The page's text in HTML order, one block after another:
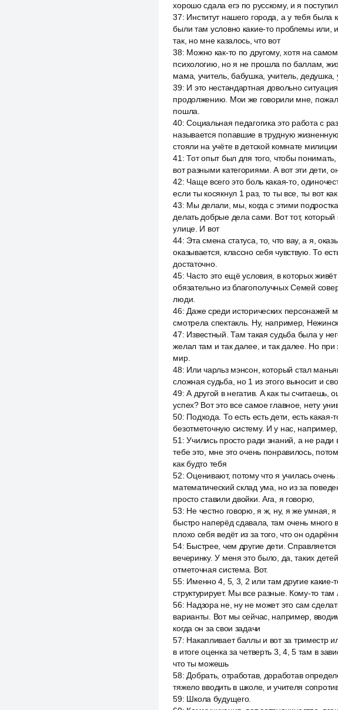
хорошо сдала егэ по русскому, и я
37: Институт нашего города, а у тебя была
были там условно какие-то проблемы или,
так, но мне казалось, что вот
38: Можно как-то по другому, хотя на
психологию, но я не прошла по баллам,
мама, учитель, бабушка, учитель, дедушка,
39: И это нестандартная довольно
продолжению. Мои же говорили мне,
пошла.
40:Социальная педагогика это работа с
называется попавшие в трудную
стояли на учёте в детской комнате
41 :Тот опыт был для того, чтобы
вот разными категориями. А вот эти дети,
42: Чаще всего это боль какая-то,
если ты косякнул 1 раз, то ты все, ты вот
43: Мы делали, мы, когда с этими
делать добрые дела сами. Вот тот, который
улице. И вот
44: Эта смена статуса, то, что вау, а я,
оказывается, классно себя чувствую. То
достаточно.
45: Часто это ещё условия, в которых
обязательно из благополучных Семей
люди.
46: Даже среди исторических персонажей
смотрела спектакль. Ну, например,
47: Известный. Там такая судьба была у
желал там и так далее, и так далее. Но при
мир.
48: Или чарльз мэнсон, который стал
сложная судьба, но 1 из этого выносит и
49:А другой в негатив. А как ты
успех? Вот это все самое главное, нету
50: Подхода. То есть есть дети, есть
безотметочную систему. И у нас,
51 :Учились просто ради знаний, а не
тебе это, мне это очень понравилось,
как будто тебя
52:Оценивают, потому что я училась
математический склад ума, но из за
просто ставили двойки. Ага, я говорю,
53: Не честно говорю, я ж, ну, я же умная,
быстро наперёд сдавала, там очень много
плохо себя ведёт из за того, что он
54: Быстрее, чем другие дети.
вечеринку. У меня это было, да, таких
отметочная система. Вот.
55: Именно 4, 5, 3, 2 или там другие какие-
структурирует. Мы все разные. Кому-то
56: Надзора не, ну не может это сам
варианты. Вот мы сейчас, например,
когда он за свои задачи
57: Накапливает баллы и вот за триместр
в итоге оценка за четверть 3, 4, 5 там в
что ты можешь
58: Добрать, отработав, доработав
тяжело вводить в школе, и учителя
59: Школа будущего.